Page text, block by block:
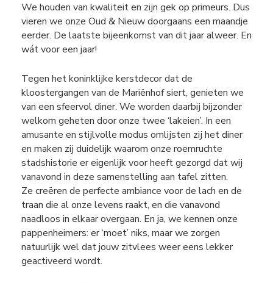
We houden van kwaliteit en zijn gek op primeurs. Dus
vieren we onze Oud & Nieuw doorgaans een maandje
eerder. De laatste bijeenkomst van dit jaar alweer. En
wát voor een jaar!
Tegen het koninklijke kerstdecor dat de
kloostergangen van de Mariënhof siert, genieten we
van een sfeervol diner. We worden daarbij bijzonder
welkom geheten door onze twee ‘lakeien’. In een
amusante en stijlvolle modus omlijsten zij het diner
en maken zij duidelijk waarom onze roemruchte
stadshistorie er eigenlijk voor heeft gezorgd dat wij
vanavond in deze samenstelling aan tafel zitten.
Ze creëren de perfecte ambiance voor de lach en de
traan die al onze levens raakt, en die vanavond
naadloos in elkaar overgaan. En ja, we kennen onze
pappenheimers: er ‘moet’ niks, maar we zorgen
natuurlijk wel dat jouw zitvlees weer eens lekker
geactiveerd wordt.